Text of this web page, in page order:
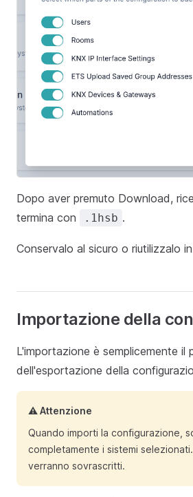
Dopo aver premuto Download,
termina con
.1hsb .
Conservalo al sicuro o riutilizzalo
Importazione della
L'importazione è semplicemente il
dell'esportazione della
⚠️ Attenzione
Quando importi la configurazione,
completamente i sistemi
verranno sovrascritti.